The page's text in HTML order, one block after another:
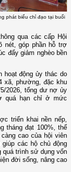
phát biểu chỉ đạo tại buổi
qua các cấp Hội
nét, góp phần hỗ trợ
đẩy giảm nghèo bền
hoạt động ủy thác do
xã, phường, đặc khu
2026, tổng dư nợ ủy
quá hạn chỉ ở mức
triển khai nền nếp,
tháng đạt 100%, thể
cao của hội viên
các hộ chủ động
quá trình sử dụng vốn
đời sống, nâng cao